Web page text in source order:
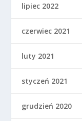
lipiec 2022
czerwiec 2021
luty 2021
styczeń 2021
grudzień 2020